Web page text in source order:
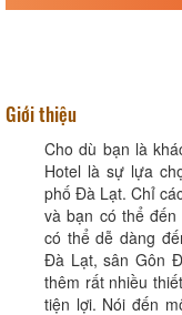
Giới thiệu
Cho dù bạn là
Hotel là sự lựa
phố Đà Lạt. Chỉ
và bạn có thể
có thể dễ dàng
Đà Lạt, sân Gôn
thêm rất nhiều
tiện lợi. Nói đến